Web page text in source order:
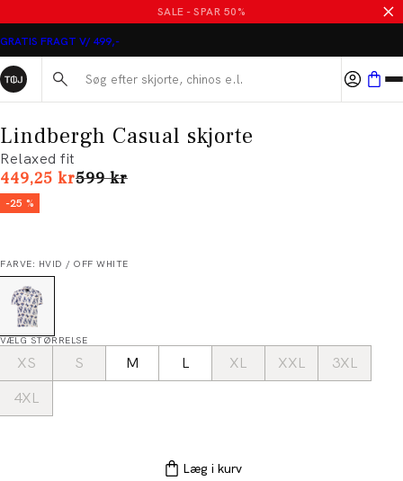
SALE - SPAR 50%
GRATIS FRAGT V/ 499,-
Søg her...
Lindbergh Casual skjorte
Relaxed fit
449,25 krI alt (uden rabat)
599 kr
-25 %
FARVE: HVID / OFF WHITE
VÆLG STØRRELSE
XS S M L XL XXL
3XL
4XL
Læg i kurv